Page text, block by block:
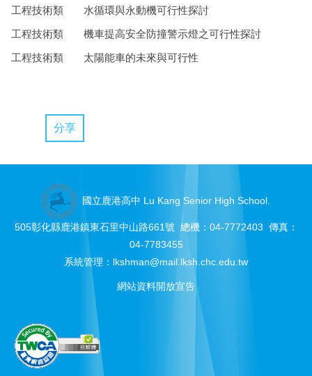
工程技術類
水循環與永動機可行性探討
工程技術類
機車提高安全防撞警示燈之可行性探討
工程技術類
太陽能車的未來與可行性
分享
國立鹿港高中 Lu Kang Senior High School.
505彰化縣鹿港鎮東石里中山路661號 總機：04-7772403 傳真：
04-7783455
系統管理： lkshman@mail.lksh.chc.edu.tw
網站資料開放宣告